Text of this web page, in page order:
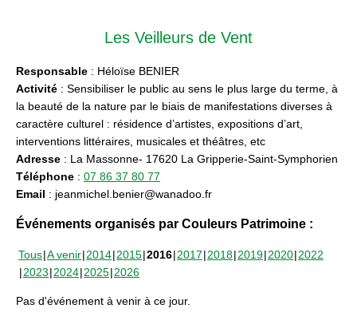
Les Veilleurs de Vent
Responsable : Héloïse BENIER
Activité : Sensibiliser le public au sens le plus large du terme, à
la beauté de la nature par le biais de manifestations diverses à
caractère culturel : résidence d’artistes, expositions d’art,
interventions littéraires, musicales et théâtres, etc
Adresse : La Massonne- 17620 La Gripperie-Saint-Symphorien
Téléphone : 07 86 37 80 77
Email : jeanmichel.benier@wanadoo.fr
Événements organisés par Couleurs Patrimoine :
Tous A venir 2014 2015 2016 2017 2018 2019 2020 2022
2023 2024 2025 2026
Pas d'événement à venir à ce jour.